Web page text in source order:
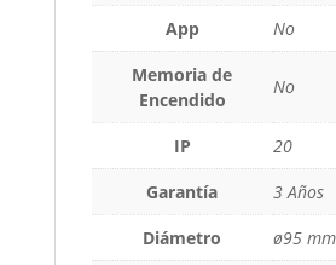
App
No
Memoria de
Encendido
No
IP
20
Garantía
3 Años
Diámetro
ø95 mm